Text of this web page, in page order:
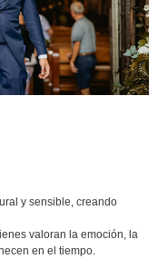
y sensible, creando
valoran la emoción, la
en el tiempo.